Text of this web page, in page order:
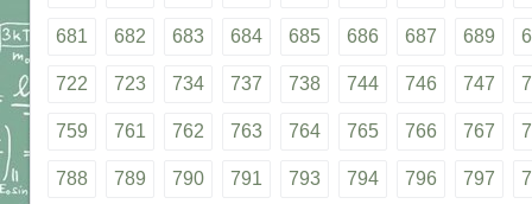
681 682 683 684 685 686 687 689
722 723 734 737 738 744 746 747
759 761 762 763 764 765 766 767
788 789 790 791 793 794 796 797